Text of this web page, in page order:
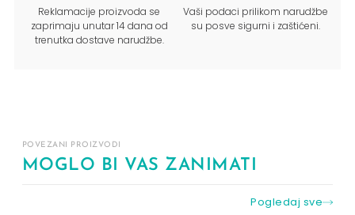
Reklamacije proizvoda se
zaprimaju unutar 14 dana od
trenutka dostave narudžbe.
Vaši podaci prilikom narudžbe
su posve sigurni i zaštićeni.
POVEZANI PROIZVODI
MOGLO BI VAS ZANIMATI
Pogledaj sve